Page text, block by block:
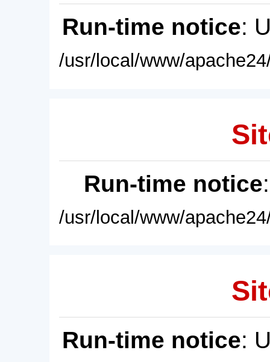
Run-time notice:
/usr/local/www/
Run-time notice
/usr/local/www/
Run-time notice: